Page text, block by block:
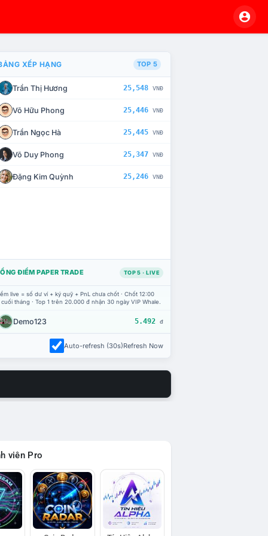
CHẾ TÀI XỬ LÝ VI PHẠM
XẾP HẠNG TOP 5
Trần Thị Hương 25,548 VNĐ
Võ Hữu Phong 25,446 VNĐ
Trần Ngọc Hà 25,445 VNĐ
Võ Duy Phong 25,347 VNĐ
Đặng Kim Quỳnh 25,246 VNĐ
ĐIỂM PAPER TRADE TOP 5 · LIVE
live = số dư ví + ký quỹ + PnL chưa chốt · Chốt 12:00
tháng · Top 1 trên 20.000 đ nhận 30 ngày VIP Whale.
Demo123 5.492 đ
Auto-refresh (30s)Refresh Now
viên Pro